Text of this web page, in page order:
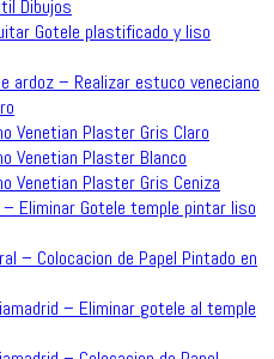
Dibujos
Gotele plastificado y liso
ardoz – Realizar estuco veneciano
Venetian Plaster Gris Claro
Venetian Plaster Blanco
Venetian Plaster Gris Ceniza
Eliminar Gotele temple pintar liso
– Colocacion de Papel Pintado en
– Eliminar gotele al temple